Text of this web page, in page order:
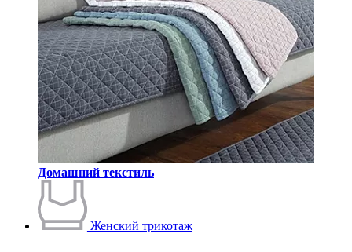
Домашний текстиль
Женский трикотаж